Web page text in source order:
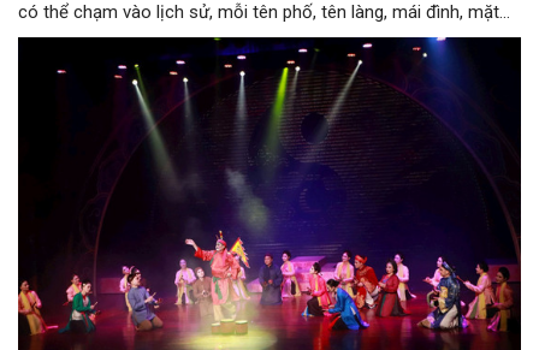
có thể chạm vào lịch sử, mỗi tên phố, tên làng, mái đình, mặt
hồ, nếp nhà, câu hát, món ăn, làn điệu, nghề thủ công đều có
thể kể một câu chuyện về chiều sâu văn hiến của dân tộc.
Nhưng trong kỷ nguyên mới, câu hỏi đặt ra không chỉ Hà Nội có
bao nhiêu di sản, bao nhiêu văn nghệ sĩ, trí thức, không gian ký
ức, mà là làm thế nào để những giá trị ấy trở thành nguồn lực
phát triển, thành sức mạnh mềm, thành động lực sáng tạo,
thành năng lực cạnh tranh của Thủ đô.